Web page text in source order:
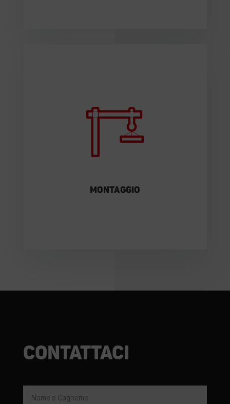
Montaggio
Assembliamo qualsiasi tipo di impianto
industriale, senza limiti di dimensione.
Contattaci